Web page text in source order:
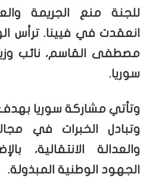
للجنة منع الجريمة
انعقدت في فيينا. ترأس
مصطفى القاسم، نائب
سوريا.
وتأتي مشاركة سوريا بهدف
وتبادل الخبرات في
والعدالة الانتقالية،
الجهود الوطنية المبذولة.